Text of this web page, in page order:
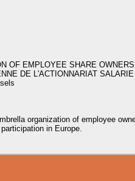
OF EMPLOYEE SHARE
DE L'ACTIONNARIAT SALARIE
organization of employee
in Europe.